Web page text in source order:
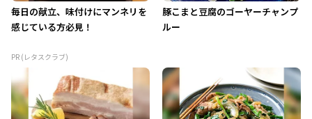
毎日の献立、味付けにマンネリを
感じている方必見！
PR (レタスクラブ)
豚こまと豆腐のゴーヤーチャンプ
ルー